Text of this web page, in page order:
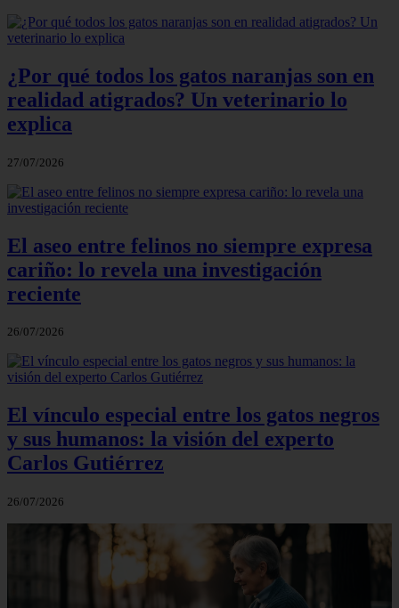
¿Por qué todos los gatos naranjas son en
realidad atigrados? Un veterinario lo
explica
27/07/2026
El aseo entre felinos no siempre expresa
cariño: lo revela una investigación
reciente
26/07/2026
El vínculo especial entre los gatos negros
y sus humanos: la visión del experto
Carlos Gutiérrez
26/07/2026